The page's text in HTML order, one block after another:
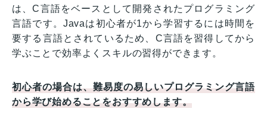
は、C言語をベースとして開発されたプログラミング
言語です。Javaは初心者が1から学習するには時間を
要する言語とされているため、C言語を習得してから
学ぶことで効率よくスキルの習得ができます。
初心者の場合は、難易度の易しいプログラミング言語
から学び始めることをおすすめします。